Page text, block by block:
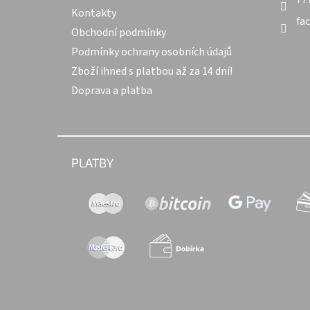
Kontakty
Obchodní podmínky
Podmínky ochrany osobních údajů
Zboží ihned s platbou až za 14 dní!
Doprava a platba
PLATBY